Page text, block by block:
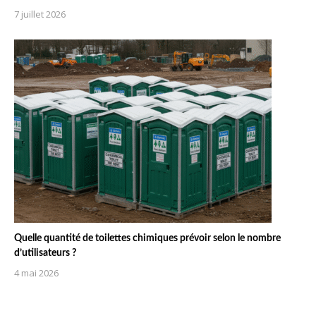
7 juillet 2026
Quelle quantité de toilettes chimiques prévoir selon le nombre
d’utilisateurs ?
4 mai 2026